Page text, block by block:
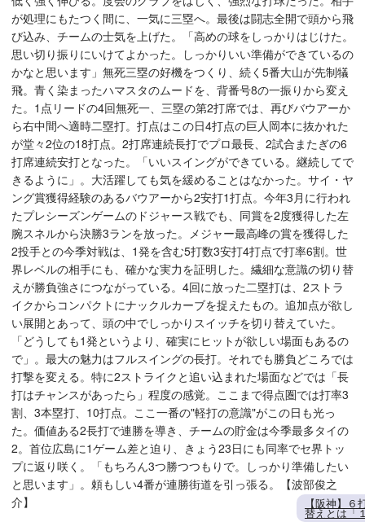
が処理にもたつく間に、一気に三塁へ。最後は闘志全開で頭から飛
び込み、チームの士気を上げた。「高めの球をしっかりはじけた。
思い切り振りにいけてよかった。しっかりいい準備ができているの
かなと思います」無死三塁の好機をつくり、続く5番大山が先制犠
飛。青く染まったハマスタのムードを、背番号8の一振りから変え
た。1点リードの4回無死一、三塁の第2打席では、再びバウアーか
ら右中間へ適時二塁打。打点はこの日4打点の巨人岡本に抜かれた
が堂々2位の18打点。2打席連続長打でプロ最長、2試合またぎの6
打席連続安打となった。「いいスイングができている。継続してで
きるように」。大活躍しても気を緩めることはなかった。サイ・ヤ
ング賞獲得経験のあるバウアーから2安打1打点。今年3月に行われ
たプレシーズンゲームのドジャース戦でも、同賞を2度獲得した左
腕スネルから決勝3ランを放った。メジャー最高峰の賞を獲得した
2投手との今季対戦は、1発を含む5打数3安打4打点で打率6割。世
界レベルの相手にも、確かな実力を証明した。繊細な意識の切り替
えが勝負強さにつながっている。4回に放った二塁打は、2ストラ
イクからコンパクトにナックルカーブを捉えたもの。追加点が欲し
い展開とあって、頭の中でしっかりスイッチを切り替えていた。
「どうしても1発というより、確実にヒットが欲しい場面もあるの
で」。最大の魅力はフルスイングの長打。それでも勝負どころでは
打撃を変える。特に2ストライクと追い込まれた場面などでは「長
打はチャンスがあったら」程度の感覚。ここまで得点圏では打率3
割、3本塁打、10打点。ここ一番の"軽打の意識"がこの日も光っ
た。価値ある2長打で連勝を導き、チームの貯金は今季最多タイの
2。首位広島に1ゲーム差と迫り、きょう23日にも同率でセ界トッ
プに返り咲く。「もちろん3つ勝つつもりで。しっかり準備したい
と思います」。頼もしい4番が連勝街道を引っ張る。【波部俊之
介】
【阪神】
替えとは「